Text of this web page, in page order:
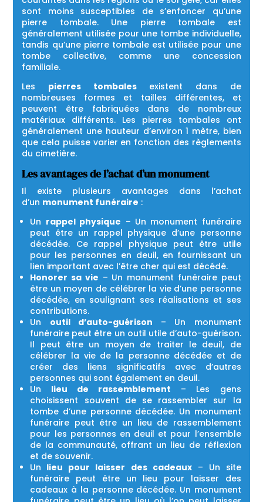
sont moins susceptibles de s’enfoncer qu’une
pierre tombale. Une pierre tombale est
généralement utilisée pour une tombe individuelle,
tandis qu’une pierre tombale est utilisée pour une
tombe collective, comme une concession
familiale.
Les
pierres tombales
existent dans de
nombreuses formes et tailles différentes, et
peuvent être fabriquées dans de nombreux
matériaux différents. Les pierres tombales ont
généralement une hauteur d’environ 1 mètre, bien
que cela puisse varier en fonction des règlements
du cimetière.
Les avantages de l’achat d’un monument
Il existe plusieurs avantages dans l’achat
d’un monument funéraire :
Un rappel physique – Un monument funéraire
peut être un rappel physique d’une personne
décédée. Ce rappel physique peut être utile
pour les personnes en deuil, en fournissant un
lien important avec l’être cher qui est décédé.
Honorer sa vie – Un monument funéraire peut
être un moyen de célébrer la vie d’une personne
décédée, en soulignant ses réalisations et ses
contributions.
Un
outil d’auto-guérison
– Un monument
funéraire peut être un outil utile d’auto-guérison.
Il peut être un moyen de traiter le deuil, de
célébrer la vie de la personne décédée et de
créer des liens significatifs avec d’autres
personnes qui sont également en deuil.
Un
lieu de rassemblement
– Les gens
choisissent souvent de se rassembler sur la
tombe d’une personne décédée. Un monument
funéraire peut être un lieu de rassemblement
pour les personnes en deuil et pour l’ensemble
de la communauté, offrant un lieu de réflexion
et de souvenir.
Un lieu pour laisser des cadeaux – Un site
funéraire peut être un lieu pour laisser des
cadeaux à la personne décédée. Un monument